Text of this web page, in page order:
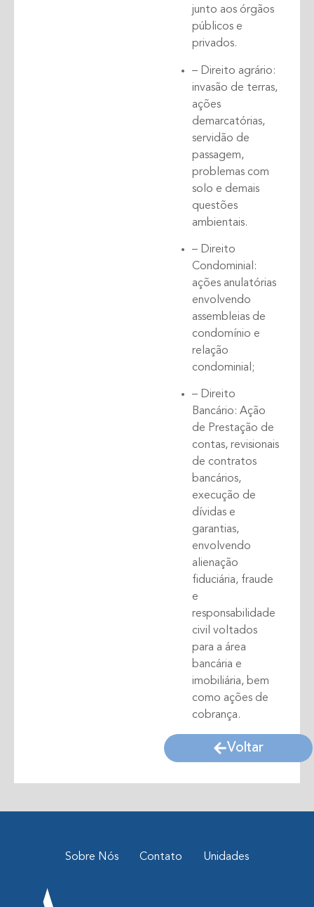
junto aos órgãos
públicos e
privados.
– Direito agrário:
invasão de terras,
ações
demarcatórias,
servidão de
passagem,
problemas com
solo e demais
questões
ambientais.
– Direito
Condominial:
ações anulatórias
envolvendo
assembleias de
condomínio e
relação
condominial;
– Direito
Bancário: Ação
de Prestação de
contas, revisionais
de contratos
bancários,
execução de
dívidas e
garantias,
envolvendo
alienação
fiduciária, fraude
e
responsabilidade
civil voltados
para a área
bancária e
imobiliária, bem
como ações de
cobrança.
Voltar
Sobre Nós Contato Unidades